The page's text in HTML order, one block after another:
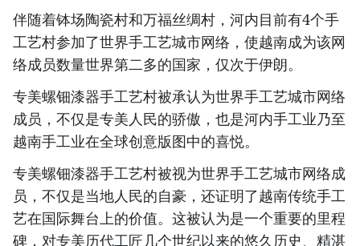
伴随着钵场陶瓷村和万福丝绸村，河内目前有4个手
工艺村参加了世界手工艺城市网络，使越南成为该网
络成员数量世界第二多的国家，仅次于伊朗。
专美螺钿漆器手工艺村被承认为世界手工艺城市网络
成员，不仅是专美人民的骄傲，也是河内手工业乃至
越南手工业在全球创意版图中的喜悦。
专美螺钿漆器手工艺村被视为世界手工艺城市网络成
员，不仅是当地人民的自豪，还证明了越南传统手工
艺在国际舞台上的价值。这被认为是一个重要的里程
碑，对专美历代工匠几个世纪以来的悠久历史、精湛